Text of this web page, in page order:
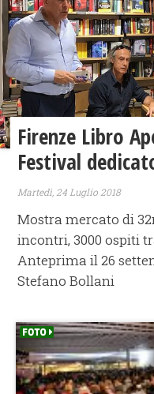
Firenze Libro
Festival
Martedì, 24 Luglio 2018
Mostra mercato di
incontri, 3000 ospiti
Anteprima il 26
Stefano Bollani